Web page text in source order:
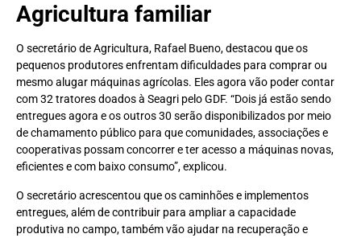
Agricultura familiar
O secretário de Agricultura, Rafael Bueno, destacou que os
pequenos produtores enfrentam dificuldades para comprar ou
mesmo alugar máquinas agrícolas. Eles agora vão poder contar
com 32 tratores doados à Seagri pelo GDF. “Dois já estão sendo
entregues agora e os outros 30 serão disponibilizados por meio
de chamamento público para que comunidades, associações e
cooperativas possam concorrer e ter acesso a máquinas novas,
eficientes e com baixo consumo”, explicou.
O secretário acrescentou que os caminhões e implementos
entregues, além de contribuir para ampliar a capacidade
produtiva no campo, também vão ajudar na recuperação e